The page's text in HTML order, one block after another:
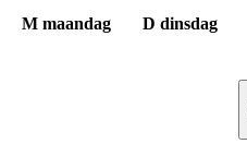
M maandag D dinsdag